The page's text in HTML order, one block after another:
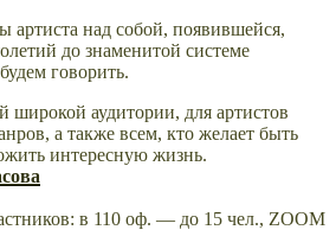
артиста над собой, появившейся,
до знаменитой системе
говорить.
широкой аудитории, для артистов
а также всем, кто желает быть
интересную жизнь.
в 110 оф. — до 15 чел., ZOOM